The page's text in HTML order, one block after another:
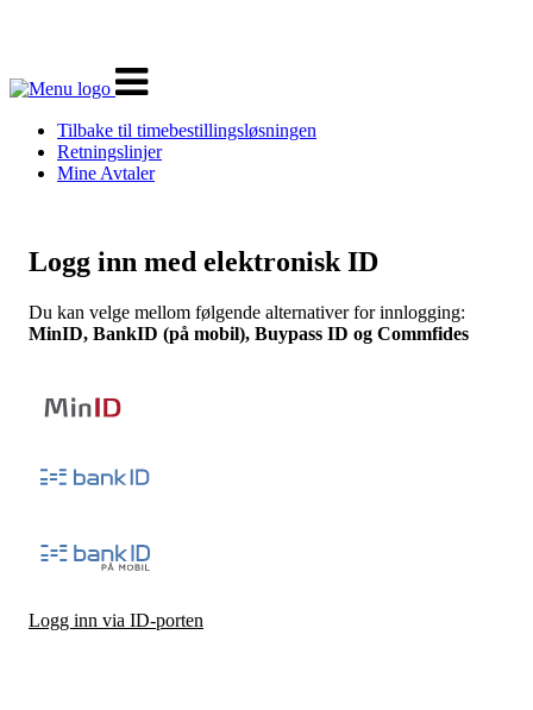
Veksle
navigasjon
Tilbake til timebestillingsløsningen
Retningslinjer
Mine Avtaler
Logg inn med elektronisk ID
Du kan velge mellom følgende alternativer for innlogging:
MinID, BankID (på mobil), Buypass ID og Commfides
Logg inn via ID-porten